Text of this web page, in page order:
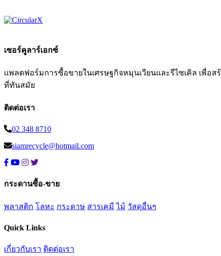
เซอร์คูลาร์เอกซ์
แพลตฟอร์มการซื้อขายในเศรษฐกิจหมุนเวียนและรีไซเคิล เพื่อ
ที่ทันสมัย
ติดต่อเรา
02 348 8710
siamrecycle@hotmail.com
กระดานซื้อ-ขาย
พลาสติก โลหะ กระดาษ สารเคมี ไม้ วัสดุอื่นๆ
Quick Links
เกี่ยวกับเรา ติดต่อเรา